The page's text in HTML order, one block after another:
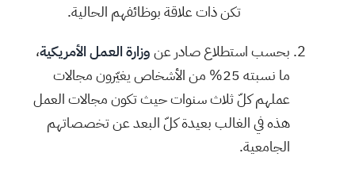
تكن ذات علاقة بوظائفهم الحالية.
بحسب استطلاع صادر عنوزارة العمل الأمريكية،
ما نسبته 25% من الأشخاص يغيّرون مجالات
عملهم كلّ ثلاث سنوات حيث تكون مجالات العمل
هذه في الغالب بعيدة كلّ البعد عن تخصصاتهم
الجامعية.